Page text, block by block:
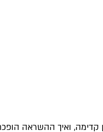
ואיך ההשראה הופכת